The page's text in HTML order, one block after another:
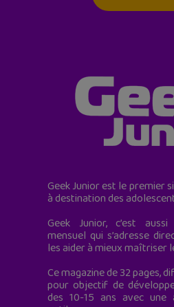
Geek Junior est le premier
à destination des
Geek Junior, c’est
mensuel qui s’adresse
les aider à mieux maîtriser
Ce magazine de 32 pages,
pour objectif de
des 10-15 ans avec une